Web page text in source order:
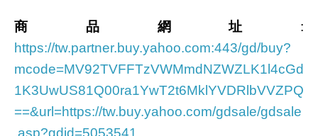
商品網址 :
https://tw.partner.buy.yahoo.com:443/gd/buy?
mcode=MV92TVFFTzVWMmdNZWZLK1l4cGd
1K3UwUS81Q00ra1YwT2t6MklYVDRlbVVZPQ
==&url=https://tw.buy.yahoo.com/gdsale/gdsale
.asp?gdid=5053541